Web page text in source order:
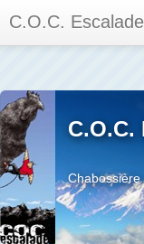
C.O.C.
Calendrier des
Les membres
Les séances
Privée
La salle et le mur
C.O.C.